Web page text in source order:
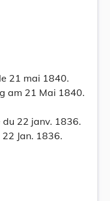
21 mai 1840.
am 21 Mai 1840.
22 janv. 1836.
Jan. 1836.